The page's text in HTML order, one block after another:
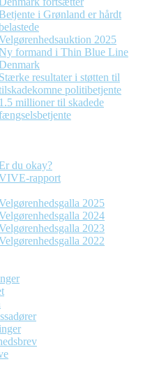
i Grønland er hårdt
2025
formand i Thin Blue Line
Stærke resultater i støtten til
politibetjente
1.5 millioner til skadede
du okay?
rapport
2025
2024
2023
2022